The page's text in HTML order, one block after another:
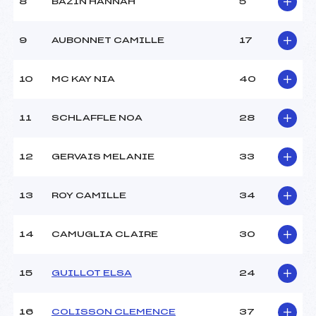
Ouvreurs D :
Météo :
BEAU
FROIDE
Nombre de portes :
23
Traceur :
PELLISSIER JAMES (MB)
JEUNES DU CLUB ()
Ouvreurs C :
Ouvreurs E :
-2
Pénalité appliquée : 255.0000
8 BAZIN HANNAH 5
9 AUBONNET CAMILLE 17
10 MC KAY NIA 40
11 SCHLAFFLE NOA 28
12 GERVAIS MELANIE 33
13 ROY CAMILLE 34
14 CAMUGLIA CLAIRE 30
15 GUILLOT ELSA 24
16 COLISSON CLEMENCE 37